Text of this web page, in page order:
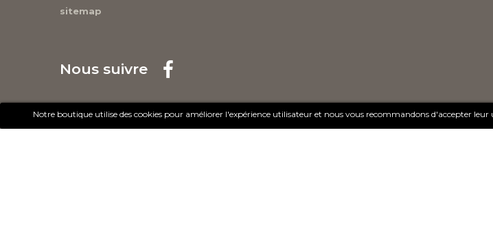
Notre boutique utilise des cookies pour améliorer l'expérience utilisateur et nous vous recommandons d'accepter
sitemap
Nous suivre
© 2017 - Cheval Liberté. Tous droits réservés.